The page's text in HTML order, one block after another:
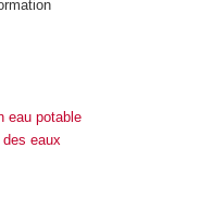
eau potable
eaux